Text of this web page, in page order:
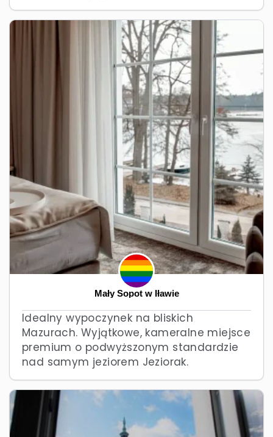
Mały Sopot w Iławie
Idealny wypoczynek na bliskich
Mazurach. Wyjątkowe, kameralne miejsce
premium o podwyższonym standardzie
nad samym jeziorem Jeziorak.